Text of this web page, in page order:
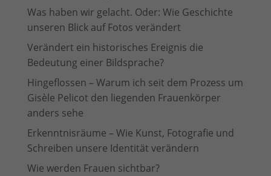
Was haben wir gelacht. Oder: Wie Geschichte
unseren Blick auf Fotos verändert
Verändert ein historisches Ereignis die
Bedeutung einer Bildsprache?
Hingeflossen – Warum ich seit dem Prozess um
Gisèle Pelicot den liegenden Frauenkörper
anders sehe
Erkenntnisräume – Wie Kunst, Fotografie und
Schreiben unsere Identität verändern
Wie werden Frauen sichtbar?